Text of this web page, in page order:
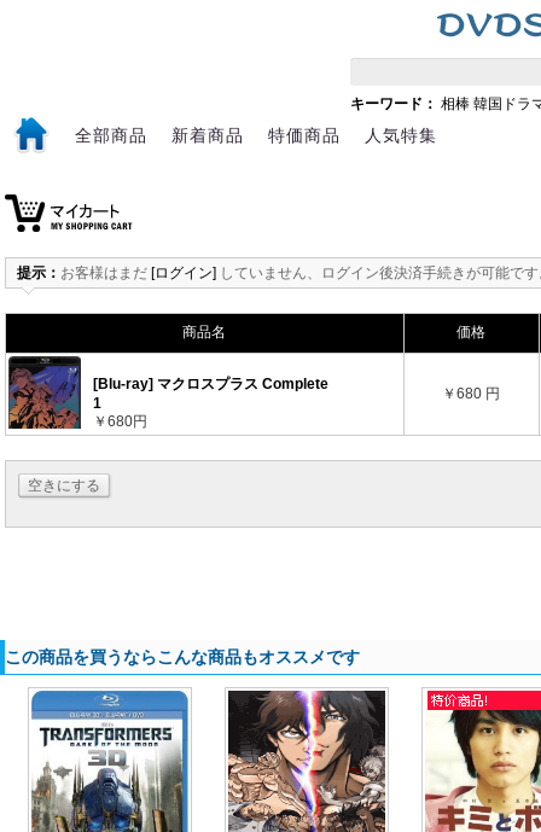
キーワード： 相棒 韓国ドラ
全部商品 新着商品 特価商品 人気特集
提示： お客様はまだ [ログイン] していません、ログイン後決済手続きが可能で
商品名 価格
[Blu-ray] マクロスプラス Complete
1
￥680円
￥680 円
空きにする
この商品を買うならこんな商品もオススメです